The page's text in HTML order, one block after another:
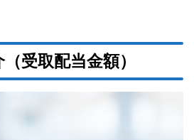
受取配当金額）